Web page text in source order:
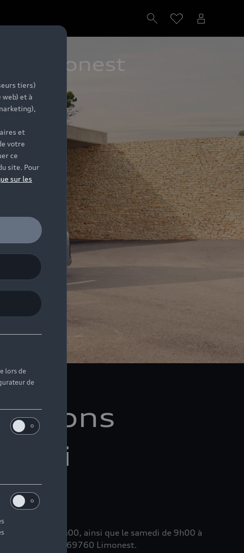
tiers)
et à
et
votre
ce
site. Pour
sur les
lors de
de
Limonest
et 13h30 à 19h00, ainsi que le samedi de 9h00 à
De Paisy, 69760 Limonest.